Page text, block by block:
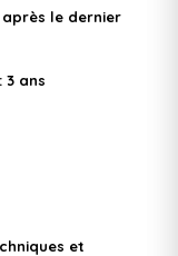
le dernier
ans
et